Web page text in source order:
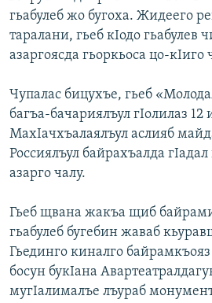
гьабулеб жо бугоха. Жидеего
таралани, гьеб кIодо гьабулев
азаргоясда гьоркьоса цо-кIиго
Чупалас бицухъе, гьеб
багъа-бачариялъул гIолилаз 12
МахIачхъалаялъул аслияб
Россиялъул байрахъалда гIадал
азарго чалу.
Гьеб щвана жакъа щиб
гьабулеб бугебин жаваб
Гьединго киналго
босун букIана
мугIалималъе лъураб